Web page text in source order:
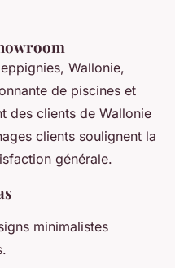
Wallonie,
de piscines et
des clients de Wallonie
clients soulignent la
générale.
minimalistes